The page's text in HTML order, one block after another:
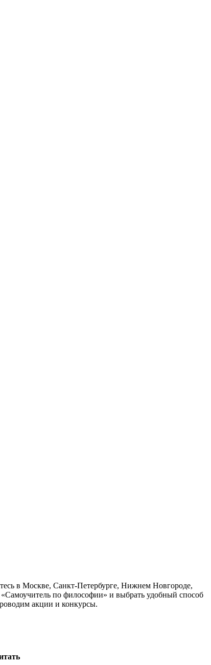
в Москве, Санкт-Петербурге, Нижнем Новгороде,
по философии» и выбрать удобный способ
акции и конкурсы.